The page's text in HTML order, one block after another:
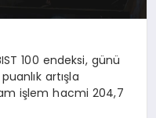
100 endeksi, günü
artışla
işlem hacmi 204,7